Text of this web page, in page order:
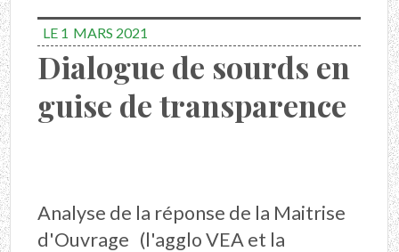
LE 1 MARS 2021
Dialogue de sourds en
guise de transparence
Analyse de la réponse de la Maitrise
d'Ouvrage (l'agglo VEA et la